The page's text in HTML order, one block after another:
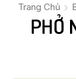
Trang Chủ
PHỞ